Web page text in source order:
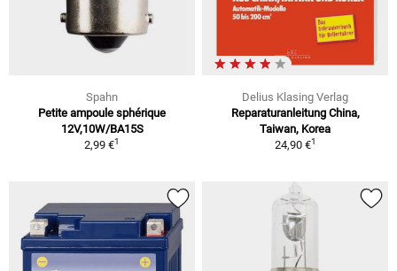
Spahn
Petite ampoule sphérique
12V,10W/BA15S
2,99 €1
Delius Klasing Verlag
Reparaturanleitung China,
Taiwan, Korea
24,90 €1